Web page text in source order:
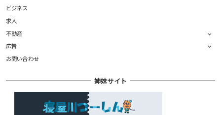
ビジネス
求人
不動産
広告
お問い合わせ
姉妹サイト